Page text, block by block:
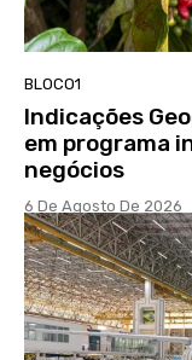
BLOCO1
Indicações
em programa
negócios
6 De Agosto De 2026